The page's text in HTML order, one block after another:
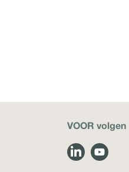
VOOR volgen